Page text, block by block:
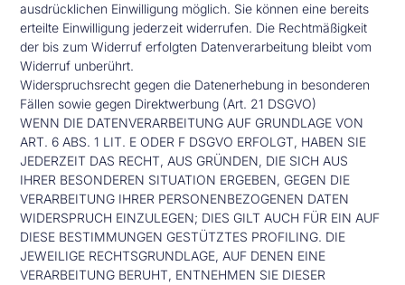
ausdrücklichen Einwilligung möglich. Sie können eine bereits
erteilte Einwilligung jederzeit widerrufen. Die Rechtmäßigkeit
der bis zum Widerruf erfolgten Datenverarbeitung bleibt vom
Widerruf unberührt.
Widerspruchsrecht gegen die Datenerhebung in besonderen
Fällen sowie gegen Direktwerbung (Art. 21 DSGVO)
WENN DIE DATENVERARBEITUNG AUF GRUNDLAGE VON
ART. 6 ABS. 1 LIT. E ODER F DSGVO ERFOLGT, HABEN SIE
JEDERZEIT DAS RECHT, AUS GRÜNDEN, DIE SICH AUS
IHRER BESONDEREN SITUATION ERGEBEN, GEGEN DIE
VERARBEITUNG IHRER PERSONENBEZOGENEN DATEN
WIDERSPRUCH EINZULEGEN; DIES GILT AUCH FÜR EIN AUF
DIESE BESTIMMUNGEN GESTÜTZTES PROFILING. DIE
JEWEILIGE RECHTSGRUNDLAGE, AUF DENEN EINE
VERARBEITUNG BERUHT, ENTNEHMEN SIE DIESER